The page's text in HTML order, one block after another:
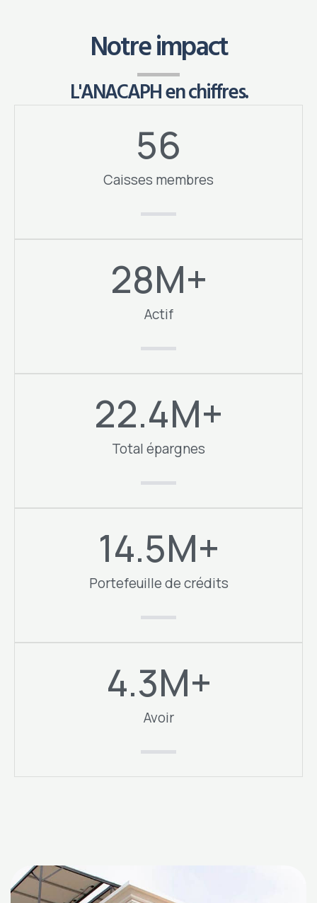
Notre impact
L'ANACAPH en chiffres.
Caisses membres​
56
Actif
28M+
Total épargnes
22.4M+
Portefeuille de crédits
14.5M+
Avoir
4.3M+